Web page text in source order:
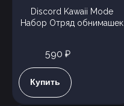
Discord Kawaii Mode
Набор Отряд обнимашек
590 ₽
Купить